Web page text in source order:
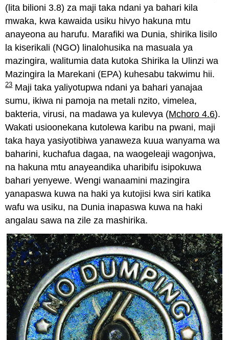
(lita bilioni 3.8) za maji taka ndani ya bahari kila
mwaka, kwa kawaida usiku hivyo hakuna mtu
anayeona au harufu. Marafiki wa Dunia, shirika lisilo
la kiserikali (NGO) linalohusika na masuala ya
mazingira, walitumia data kutoka Shirika la Ulinzi wa
Mazingira la Marekani (EPA) kuhesabu takwimu hii.
23Maji taka yaliyotupwa ndani ya bahari yanajaa
sumu, ikiwa ni pamoja na metali nzito, vimelea,
bakteria, virusi, na madawa ya kulevya (Mchoro 4.6).
Wakati usioonekana kutolewa karibu na pwani, maji
taka haya yasiyotibiwa yanaweza kuua wanyama wa
baharini, kuchafua dagaa, na waogeleaji wagonjwa,
na hakuna mtu anayeandika uharibifu isipokuwa
bahari yenyewe. Wengi wanaamini mazingira
yanapaswa kuwa na haki ya kutojisi kwa siri katika
wafu wa usiku, na Dunia inapaswa kuwa na haki
angalau sawa na zile za mashirika.